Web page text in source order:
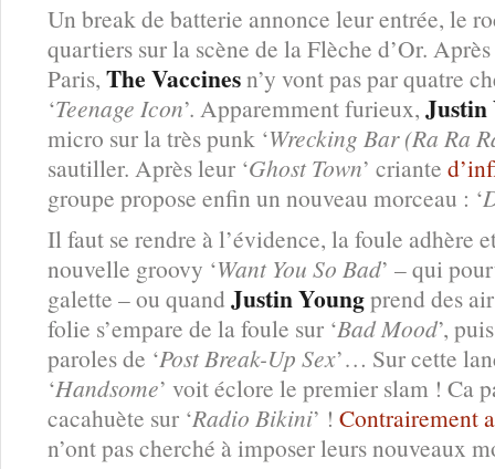
Un break de batterie annonce leur entrée, le
quartiers sur la scène de la Flèche d’Or.
Paris, The Vaccinesn’y vont pas par quatre
‘Teenage Icon’. Apparemment furieux, Justin
micro sur la très punk ‘Wrecking Bar (Ra Ra
sautiller. Après leur ‘Ghost Town’ criante
groupe propose enfin un nouveau morceau : ‘
Il faut se rendre à l’évidence, la foule adhère
nouvelle groovy ‘Want You So Bad’ – qui
galette – ou quand Justin Youngprend des
folie s’empare de la foule sur ‘Bad Mood’,
paroles de ‘Post Break-Up Sex’… Sur cette
‘Handsome’ voit éclore le premier slam ! Ca
cacahuète sur ‘Radio Bikini’ ! Contrairement
n’ont pas cherché à imposer leurs nouveaux